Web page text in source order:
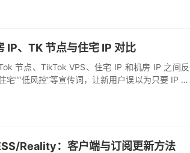
IP、TK 节点与住宅 IP 对比
节点、TikTok VPS、住宅 IP 和机房 IP 之间反
宅”“低风控”等宣传词，让新用户误以为只要 IP 类
Reality：客户端与订阅更新方法